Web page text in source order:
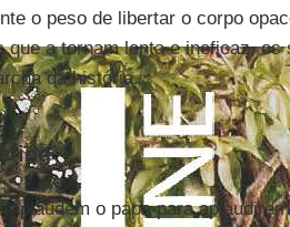
o peso de libertar o corpo
a tornam lenta e ineficaz, os
da história.
o papa para